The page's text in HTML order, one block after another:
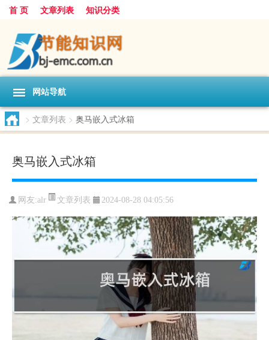
首 页 文章列表 知识分类
网站导航
> 文章列表 > 奥马嵌入式冰箱
奥马嵌入式冰箱
网友:alr 文章列表 2024-08-28 04:05:56